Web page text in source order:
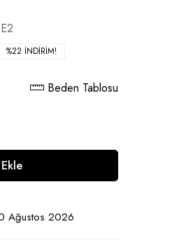
%22 İNDIRIM!
Beden Tablosu
Ağustos 2026